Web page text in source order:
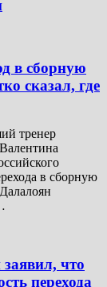
в сборную
сказал, где
тренер
в сборную
что
перехода